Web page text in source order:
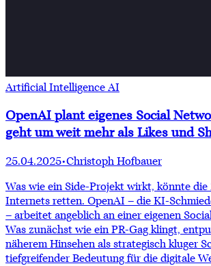
Artificial Intelligence AI
OpenAI plant eigenes Social
geht um weit mehr als Likes und
25.04.2025•Christoph Hofbauer
Was wie ein Side-Projekt wirkt, könnte
Internets retten. OpenAI – die KI-
– arbeitet angeblich an einer eigenen
Was zunächst wie ein PR-Gag klingt,
näherem Hinsehen als strategisch kluger
tiefgreifender Bedeutung für die digitale